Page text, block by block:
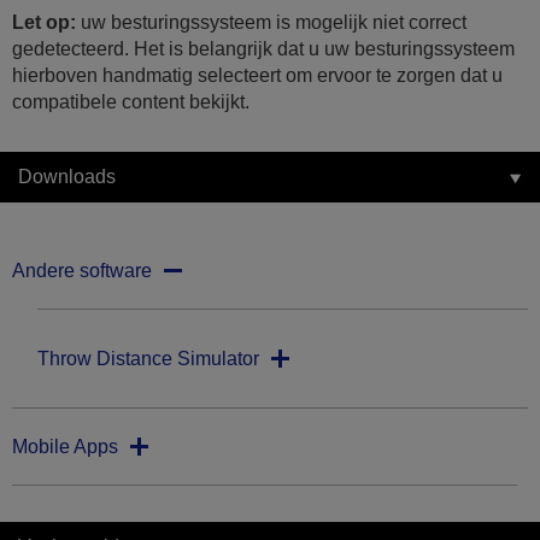
Let op: uw besturingssysteem is mogelijk niet correct
gedetecteerd. Het is belangrijk dat u uw besturingssysteem
hierboven handmatig selecteert om ervoor te zorgen dat u
compatibele content bekijkt.
Downloads
Andere software
Throw Distance Simulator
Mobile Apps